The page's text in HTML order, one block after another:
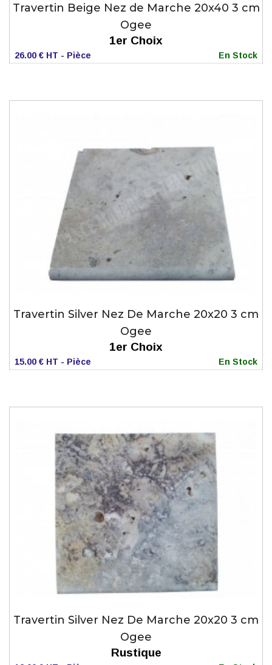
Travertin Beige Nez de Marche 20x40 3 cm
Ogee
1er Choix
26.00 € HT - Pièce En Stock
Travertin Silver Nez De Marche 20x20 3 cm
Ogee
1er Choix
15.00 € HT - Pièce En Stock
Travertin Silver Nez De Marche 20x20 3 cm
Ogee
Rustique